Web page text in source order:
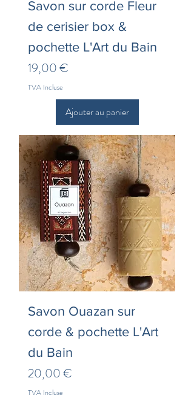
Savon sur corde Fleur
de cerisier box &
pochette L'Art du Bain
Prix
19,00 €
TVA Incluse
Ajouter au panier
Savon Ouazan sur
corde & pochette L'Art
du Bain
Prix
20,00 €
TVA Incluse